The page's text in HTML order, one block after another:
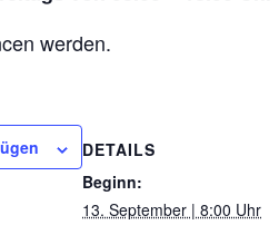
werden.
DETAILS
Beginn:
13. September | 8:00 Uhr